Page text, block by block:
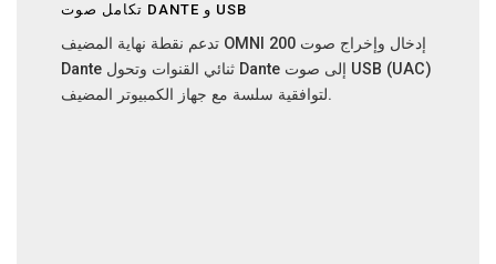
تكامل صوت DANTE و USB
تدعم نقطة نهاية المضيف OMNI 200 إدخال وإخراج صوت
Dante ثنائي القنوات وتحول Dante إلى صوت USB (UAC)
لتوافقية سلسة مع جهاز الكمبيوتر المضيف.